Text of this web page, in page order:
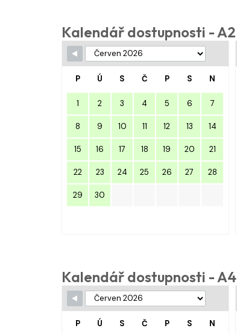
Kalendář dostupnosti - A2
P Ú S Č P S N
1 2 3 4 5 6 7
8 9 10 11 12 13 14
15 16 17 18 19 20 21
22 23 24 25 26 27 28
29 30
Kalendář dostupnosti - A4
P Ú S Č P S N